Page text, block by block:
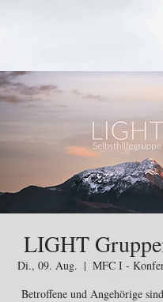
LIGHT
Di., 09. Aug.
  |
MFC I -
Betroffene und Angehörige